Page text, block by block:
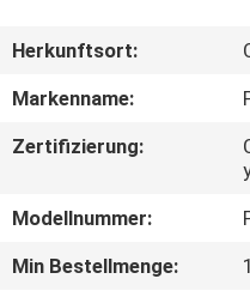
UNS
AUSFLUG
Herkunftsort:
Markenname:
Zertifizierung:
Modellnummer:
Min Bestellmenge: